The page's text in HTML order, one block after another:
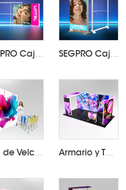
SEGPRO Caja de Luz Modular PVC LT-PLF120 3000*2000mm SEGPRO Caja de Luz Curva de Tela LT-PLF120 1000*2000mm
Tela de Velcro Pop Up Display LT-09L2-A Armario y TV pabellón 3*6 SEGPRO